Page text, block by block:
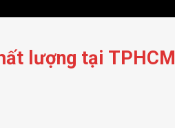
lượng tại TPHCM